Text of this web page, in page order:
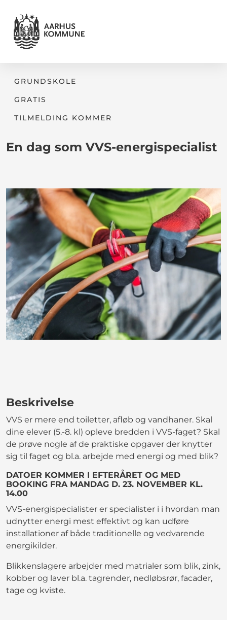
GRUNDSKOLE
GRATIS
TILMELDING KOMMER
En dag som VVS-energispecialist
Beskrivelse
VVS er mere end toiletter, afløb og vandhaner. Skal
dine elever (5.-8. kl) opleve bredden i VVS-faget? Skal
de prøve nogle af de praktiske opgaver der knytter
sig til faget og bl.a. arbejde med energi og med blik?
DATOER KOMMER I EFTERÅRET OG MED
BOOKING FRA MANDAG D. 23. NOVEMBER KL.
14.00
VVS-energispecialister er specialister i i hvordan man
udnytter energi mest effektivt og kan udføre
installationer af både traditionelle og vedvarende
energikilder.
Blikkenslagere arbejder med matrialer som blik, zink,
kobber og laver bl.a. tagrender, nedløbsrør, facader,
tage og kviste.